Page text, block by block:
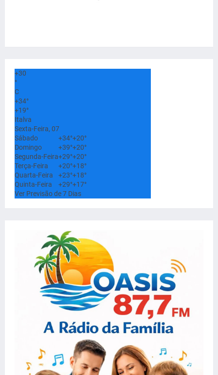
+30
°
C
+34°
+19°
Italva
Sexta-Feira, 07
Sábado
+34°+20°
Domingo
+39°+20°
Segunda-Feira+29°+20°
Terça-Feira
+20°+18°
Quarta-Feira
+23°+18°
Quinta-Feira
+29°+17°
Ver Previsão de 7 Dias